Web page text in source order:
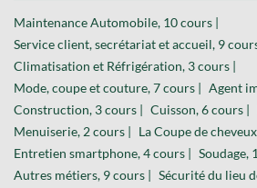
Maintenance Automobile, 10 cours |
Service client, secrétariat et accueil, 9 cours
Climatisation et Réfrigération, 3 cours |
Mode, coupe et couture, 7 cours |
Agent
Construction, 3 cours |
Cuisson, 6 cours |
Menuiserie, 2 cours |
La Coupe de
Entretien smartphone, 4 cours |
Soudage,
Autres métiers, 9 cours |
Sécurité du lieu